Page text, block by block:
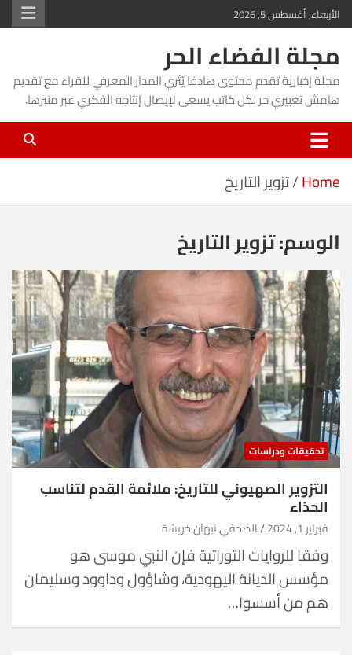
Skip
to
content
الأربعاء, أغسطس 5, 2026
مجلة الفضاء الحر
مجلة إخبارية تقدم محتوى هادفا يُثري المدار المعرفي للقراء مع تقديم
هامش تعبيري حر لكل كاتب يسعى لإيصال إنتاجه الفكري عبر منبرها.
Home تزوير التاريخ
الوسم:تزوير التاريخ
تحقيقات ودراسات
التزوير الصهيوني للتاريخ: ملائمة القدم لتناسب
الحذاء
فبراير 1, 2024 الصحفي نبهان خريشة
وفقا للروايات التوراتية فإن النبي موسى هو
مؤسس الديانة اليهودية، وشاؤول وداوود وسليمان
هم من أسسوا…